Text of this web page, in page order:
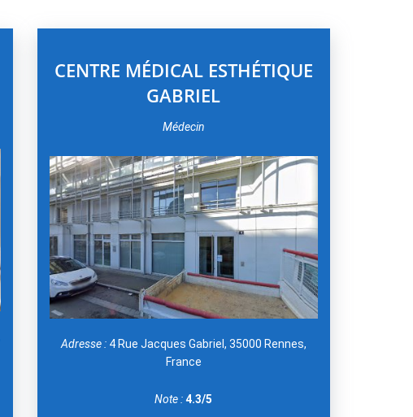
CENTRE MÉDICAL ESTHÉTIQUE
GABRIEL
Médecin
Adresse :4 Rue Jacques Gabriel, 35000 Rennes,
France
Note : 4.3/5